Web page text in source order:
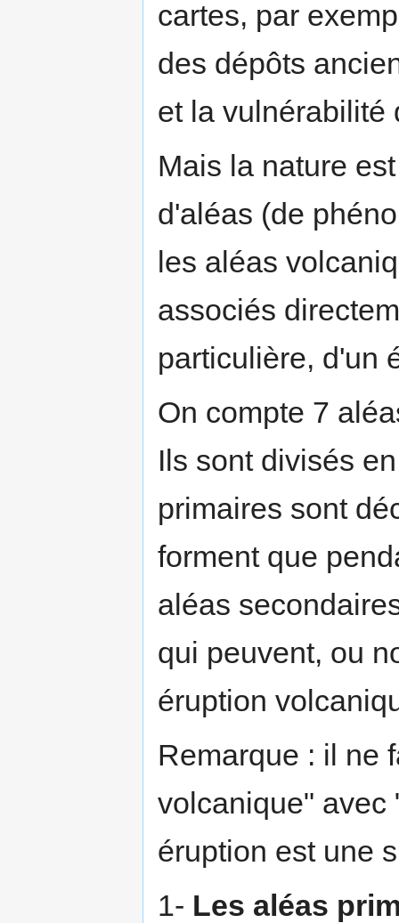
cartes, par
des dépôts
et la vulnérabilité
Mais la nature
d'aléas (de
les aléas
associés
particulière, d'un
On compte 7
Ils sont divisés
primaires sont
forment que
aléas
qui peuvent, ou
éruption
Remarque : il ne
volcanique" avec
éruption est une
1- Les aléas